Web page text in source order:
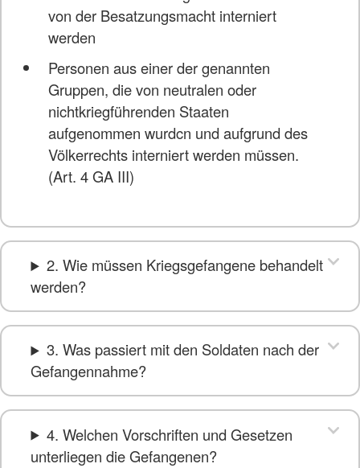
von der Besatzungsmacht interniert
werden
Personen aus einer der genannten
Gruppen, die von neutralen oder
nichtkriegführenden Staaten
aufgenommen wurdcn und aufgrund des
Völkerrechts interniert werden müssen.
(Art. 4 GA III)
2. Wie müssen Kriegsgefangene behandelt
werden?
3. Was passiert mit den Soldaten nach der
Gefangennahme?
4. Welchen Vorschriften und Gesetzen
unterliegen die Gefangenen?